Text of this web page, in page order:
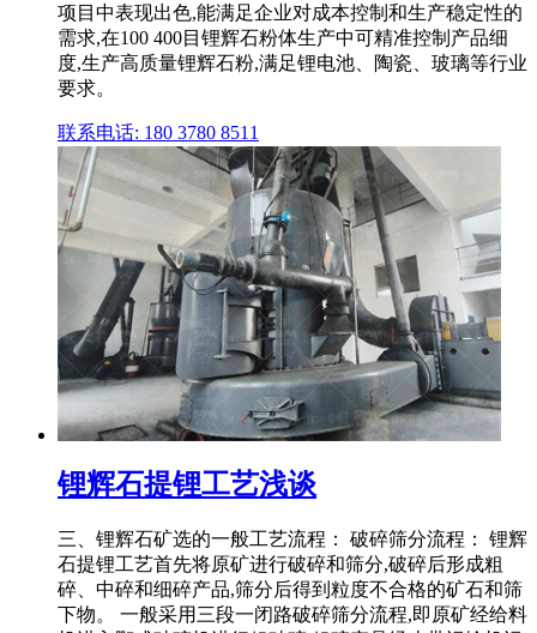
项目中表现出色,能满足企业对成本控制和生产稳定性的
需求,在100 400目锂辉石粉体生产中可精准控制产品细
度,生产高质量锂辉石粉,满足锂电池、陶瓷、玻璃等行业
要求。
联系电话: 180 3780 8511
锂辉石提锂工艺浅谈
三、锂辉石矿选的一般工艺流程： 破碎筛分流程： 锂辉
石提锂工艺首先将原矿进行破碎和筛分,破碎后形成粗
碎、中碎和细碎产品,筛分后得到粒度不合格的矿石和筛
下物。 一般采用三段一闭路破碎筛分流程,即原矿经给料